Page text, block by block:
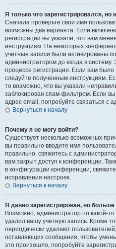
Я только что зарегистрировался, но
Сначала проверьте свои имя
возможны два варианта. Если
регистрации вы указали, что вам
инструкциям. На некоторых
учётные записи были активированы
администратором до входа в
процессе регистрации. Если вам
следуйте полученным инструкциям.
то возможно, что вы указали
заблокирован спам-фильтром. Если
адрес email, попробуйте связаться с
Вернуться к началу
Почему я не могу войти?
Существует несколько возможных
вы правильно вводите имя
правильно, свяжитесь с
вам закрыт доступ к конференции.
в конфигурации конференции,
исправления настроек.
Вернуться к началу
Я давно зарегистрирован, но больше
Возможно, администратор по какой-
удалил вашу учётную запись. Кроме
периодически удаляют
оставляющих сообщения, чтобы
это произошло, попробуйте